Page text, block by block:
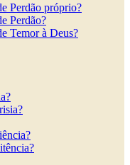
Perdão próprio?
Perdão?
Temor à Deus?